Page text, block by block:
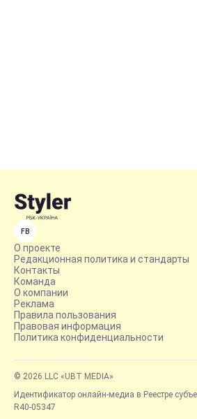
FB
О проекте
Редакционная политика и стандарты
Контакты
Команда
О компании
Реклама
Правила пользования
Правовая информация
Политика конфиденциальности
© 2026 LLC «UBT MEDIA»
Идентификатор онлайн-медиа в Реестре
R40-05347